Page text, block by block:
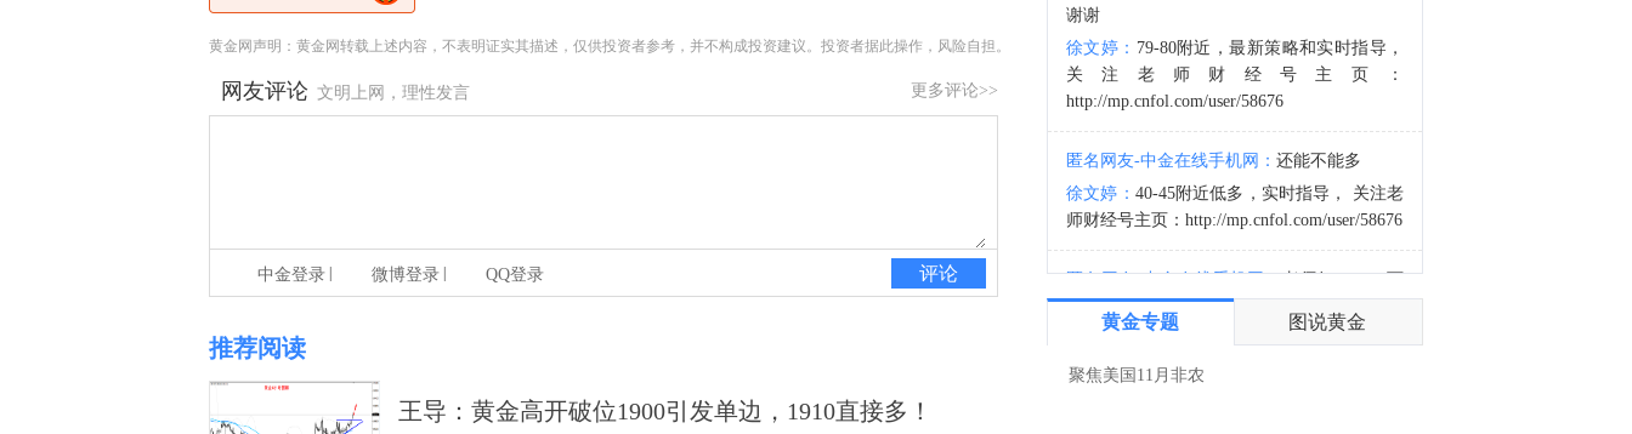
黄金网声明：黄金网转载上述内容，不表明证实其描述，仅供投资者参考，并不构成投资建议。投资者据此操作，风险自担。
更多评论>>
网友评论 文明上网，理性发言
评论
中金登录 微博登录 QQ登录
推荐阅读
王导：黄金高开破位1900引发单边，1910直接多！
谢谢
徐文婷： 79-80附近，最新策略和实时指导，
关注老师财经号主页：
http://mp.cnfol.com/user/58676
匿名网友-中金在线手机网： 还能不能多
徐文婷： 40-45附近低多，实时指导， 关注老
师财经号主页：http://mp.cnfol.com/user/58676
匿名网友-中金在线手机网：老师好，4345可
以多吗？
让大家第一时间获取最新策略和实时指
黄金专题 图说黄金
聚焦美国11月非农